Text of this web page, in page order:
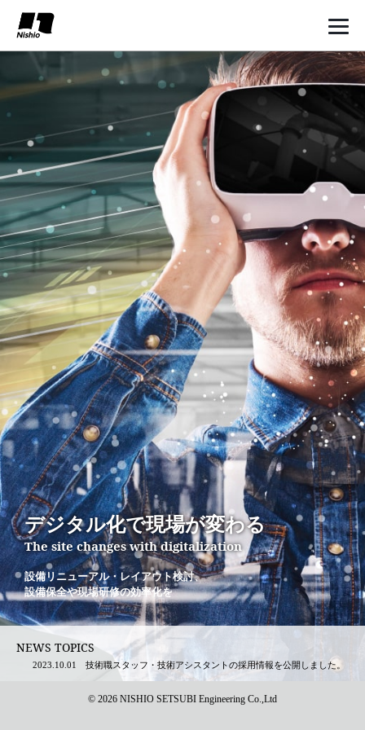
デジタル化で現場が変わる
The site changes with digitalization
設備リニューアル・レイアウト検討、
設備保全や現場研修の効率化を
NEWS TOPICS
2023.10.01 技術職スタッフ・技術アシスタントの採用情報を公開しました。
© 2026 NISHIO SETSUBI Engineering Co.,Ltd